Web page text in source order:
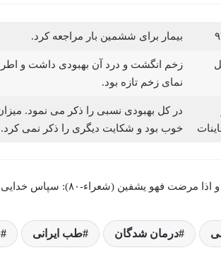
بیمار برای ششمین بار مراجعه کرد.
زخم انگشت و درد آن بهبودی داشت و
نمای زخم تازه بود.
در کل بهبودی نسبی را ذکر می نمود.
خوب بود و شکایت دیگری را ذکر نمی
(شعراء-۸۰): سپاس خدایی را که وقتی مریض می شوم او مرا شفا می دهد.
درمان شدگان طب ایرانی